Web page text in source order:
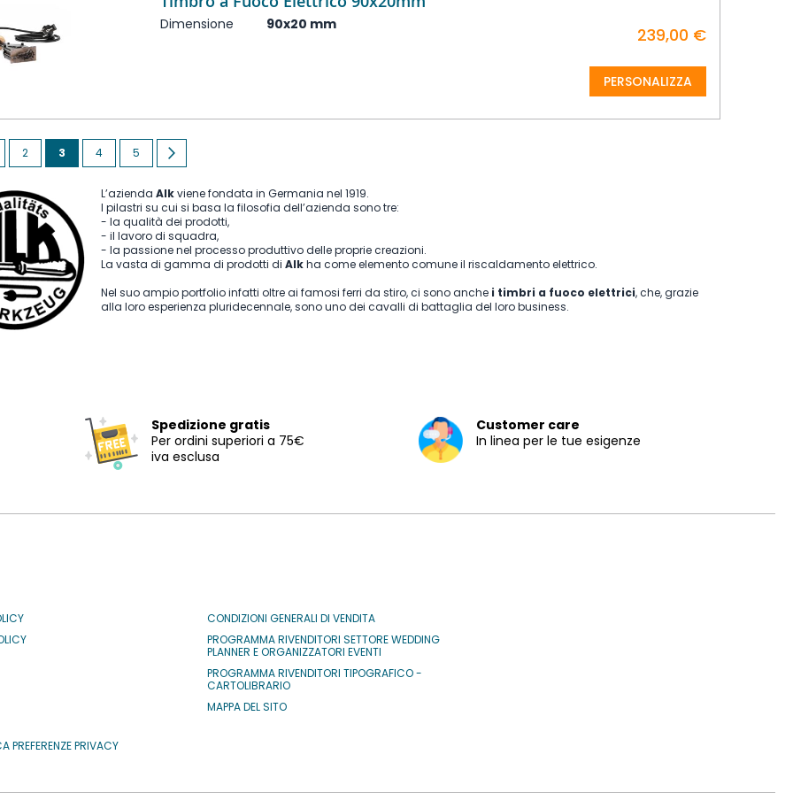
Dimensione 90x20 mm 239,00 €
PERSONALIZZA
Pagina
2 Attualmente stai leggendo la pagina
3 Pagina
4 Pagina
5
L’azienda Alkviene fondata in Germania nel 1919.
I pilastri su cui si basa la filosofia dell’azienda sono tre:
- la qualità dei prodotti,
- il lavoro di squadra,
- la passione nel processo produttivo delle proprie creazioni.
La vasta di gamma di prodotti di Alkha come elemento comune il riscaldamento elettrico.
Nel suo ampio portfolio infatti oltre ai famosi ferri da stiro, ci sono anche i timbri a fuoco elettrici, che, grazie
alla loro esperienza pluridecennale, sono uno dei cavalli di battaglia del loro business.
Spedizione gratis
Per ordini superiori a 75€
iva esclusa
Customer care
In linea per le tue esigenze
PREFERENZE PRIVACY
CONDIZIONI GENERALI DI VENDITA
PROGRAMMA RIVENDITORI SETTORE WEDDING
PLANNER E ORGANIZZATORI EVENTI
PROGRAMMA RIVENDITORI TIPOGRAFICO -
CARTOLIBRARIO
MAPPA DEL SITO